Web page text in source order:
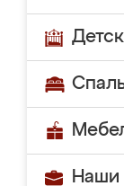
Наши